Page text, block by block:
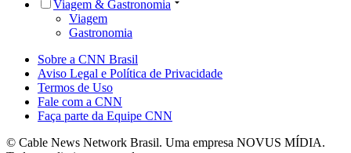
Viagem & Gastronomia
Viagem
Gastronomia
Sobre a CNN Brasil
Aviso Legal e Política de Privacidade
Termos de Uso
Fale com a CNN
Faça parte da Equipe CNN
© Cable News Network Brasil. Uma empresa NOVUS MÍDIA.